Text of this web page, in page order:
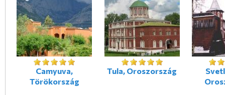
Camyuva,
Törökország
Tula, Oroszország